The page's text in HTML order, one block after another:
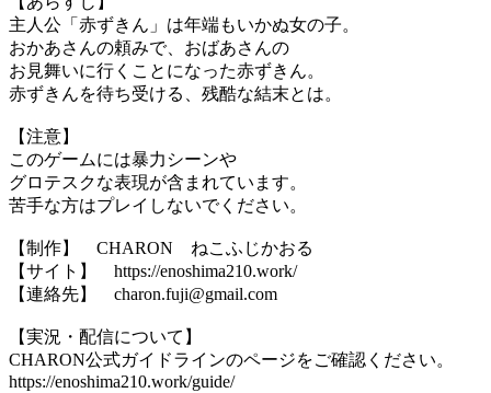
主人公「赤ずきん」は年端もいかぬ女の子。
おかあさんの頼みで、おばあさんの
お見舞いに行くことになった赤ずきん。
赤ずきんを待ち受ける、残酷な結末とは。
【注意】
このゲームには暴力シーンや
グロテスクな表現が含まれています。
苦手な方はプレイしないでください。
【制作】 CHARON ねこふじかおる
【サイト】 https://enoshima210.work/
【連絡先】 charon.fuji@gmail.com
【実況・配信について】
CHARON公式ガイドラインのページをご確認ください。
https://enoshima210.work/guide/